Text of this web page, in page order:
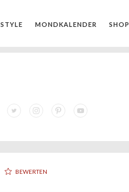
STYLE MONDKALENDER SHOP
BEWERTEN